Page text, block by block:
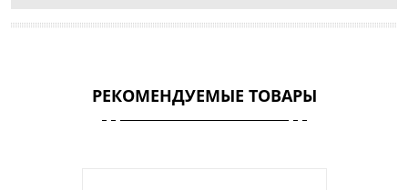
РЕКОМЕНДУЕМЫЕ ТОВАРЫ